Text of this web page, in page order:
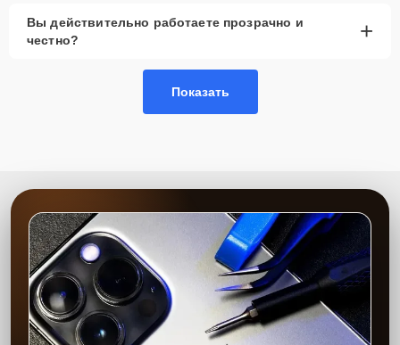
Вы действительно работаете прозрачно и
честно?
+
Показать